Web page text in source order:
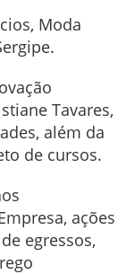
Moda
Tavares,
além da
de cursos.
ações
egressos,